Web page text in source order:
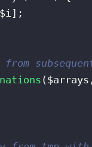
$i] ;
( $arrays